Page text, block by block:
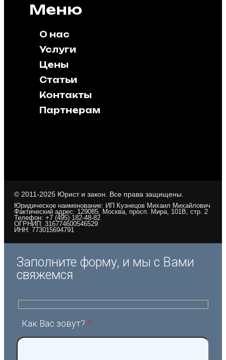
Меню
О нас
Услуги
Цены
Статьи
Контакты
Партнерам
© 2011-2025 Юрист и закон. Все права защищены.
Юридическое наименование: ИП Кузнецов Михаил Михайлович
Фактический адрес: 129085, Москва, просп. Мира, 101В, стр. 2
Телефон: +7 (495) 182-48-82
ОГРНИП: 316774600546529
ИНН: 773015694791
Заполните форму, и мы с Вами
свяжемся
Как Вас зовут? *